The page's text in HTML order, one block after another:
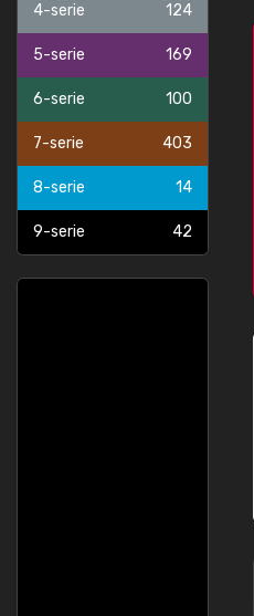
4-serie 124
5-serie 169
6-serie 100
7-serie 403
8-serie 14
9-serie 42